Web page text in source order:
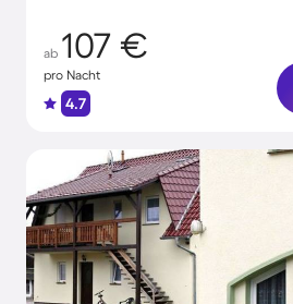
ab 107 €
pro Nacht
4.7